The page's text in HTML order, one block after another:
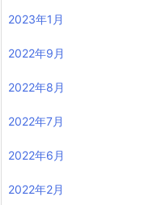
2023年1月
2022年9月
2022年8月
2022年7月
2022年6月
2022年2月